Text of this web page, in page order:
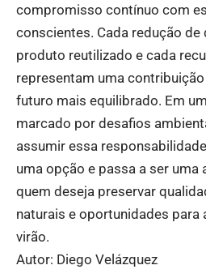
compromisso contínuo com
conscientes. Cada redução de
produto reutilizado e cada
representam uma
futuro mais equilibrado. Em
marcado por desafios
assumir essa
uma opção e passa a ser
quem deseja preservar
naturais e oportunidades para
virão.
Autor: Diego Velázquez